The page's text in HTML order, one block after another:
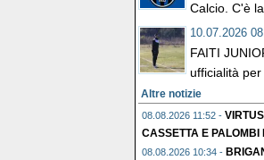
Calcio. C'è
10.07.2026
FAITI
ufficialità
Altre notizie
08.08.2026 11:52 -
CASSETTA E PALOMBI
08.08.2026 10:34 -